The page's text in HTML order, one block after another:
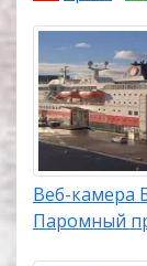
Веб-камера
Паромный